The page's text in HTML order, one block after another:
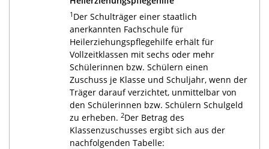
1 Der Schulträger einer staatlich
anerkannten Fachschule für
Heilerziehungspflegehilfe erhält für
Vollzeitklassen mit sechs oder mehr
Schülerinnen bzw. Schülern einen
Zuschuss je Klasse und Schuljahr, wenn der
Träger darauf verzichtet, unmittelbar von
den Schülerinnen bzw. Schülern Schulgeld
zu erheben. 2Der Betrag des
Klassenzuschusses ergibt sich aus der
nachfolgenden Tabelle: